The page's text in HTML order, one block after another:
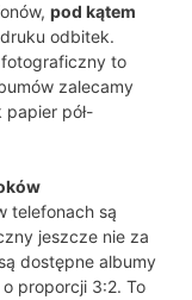
pod kątem
odbitek.
to
zalecamy
pół-
telefonach są
jeszcze nie za
dostępne albumy
proporcji 3:2. To